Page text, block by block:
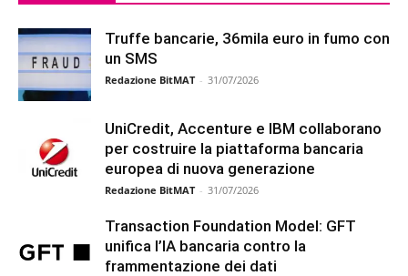
Truffe bancarie, 36mila euro in fumo con
un SMS
Redazione BitMAT - 31/07/2026
UniCredit, Accenture e IBM collaborano
per costruire la piattaforma bancaria
europea di nuova generazione
Redazione BitMAT - 31/07/2026
Transaction Foundation Model: GFT
unifica l’IA bancaria contro la
frammentazione dei dati